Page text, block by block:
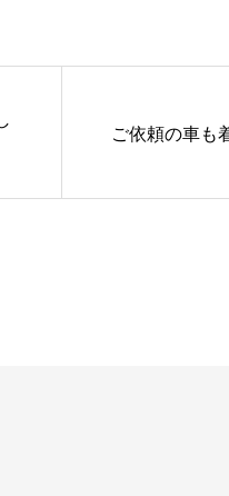
ご依頼の車も